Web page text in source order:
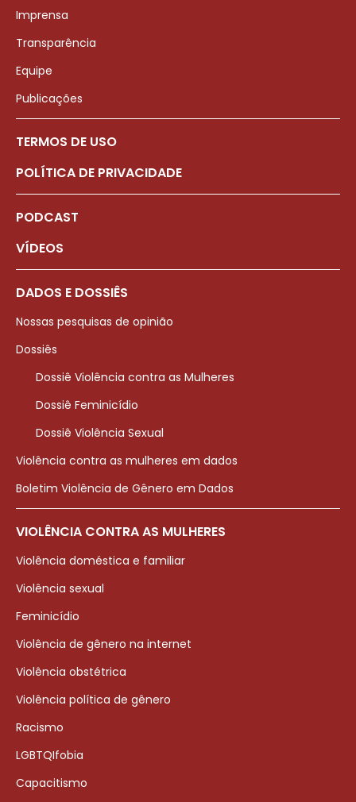
Imprensa
Transparência
Equipe
Publicações
TERMOS DE USO
POLÍTICA DE PRIVACIDADE
PODCAST
VÍDEOS
DADOS E DOSSIÊS
Nossas pesquisas de opinião
Dossiês
Dossiê Violência contra as Mulheres
Dossiê Feminicídio
Dossiê Violência Sexual
Violência contra as mulheres em dados
Boletim Violência de Gênero em Dados
VIOLÊNCIA CONTRA AS MULHERES
Violência doméstica e familiar
Violência sexual
Feminicídio
Violência de gênero na internet
Violência obstétrica
Violência política de gênero
Racismo
LGBTQIfobia
Capacitismo